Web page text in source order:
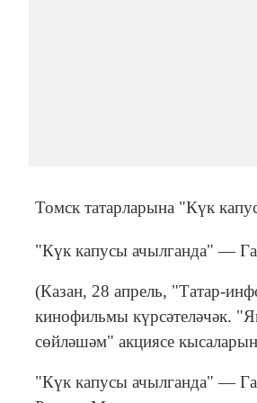
Томск татарларына "Күк
"Күк капусы ачылганда" —
(Казан, 28 апрель, "Татар-
кинофильмы күрсәтеләчәк.
сөйләшәм" акциясе
"Күк капусы ачылганда" —